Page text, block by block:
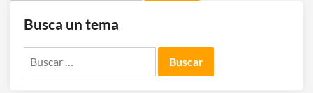
Busca un tema